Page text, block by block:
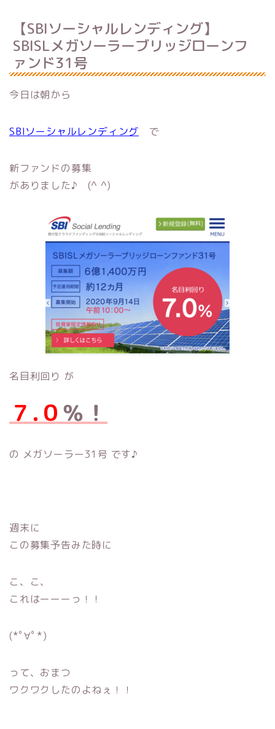
【SBIソーシャルレンディング】
SBISLメガソーラーブリッジローンフ
ァンド31号
今日は朝から
SBIソーシャルレンディング で
新ファンドの募集
がありました♪ (^ ^)
名目利回り が
７.０％！
の メガソーラー31号 です♪
週末に
この募集予告みた時に
こ、こ、
これはーーーっ！！
(*ﾟ∀ﾟ*)
って、おまつ
ワクワクしたのよねぇ！！